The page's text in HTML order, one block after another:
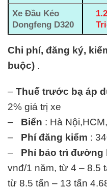
Xe Đầu Kéo
Dongfeng D320
Chi phí, đăng ký,
buộc) .
– Thuế trước bạ áp
2% giá trị xe
– Biển : Hà
– Phí đăng kiểm :
– Phí bảo trì đường
vnđ/1 năm, từ 4 – 8.5
từ 8.5 tấn – 13 tấn